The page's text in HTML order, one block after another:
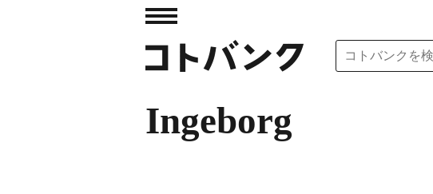
Ingeborg